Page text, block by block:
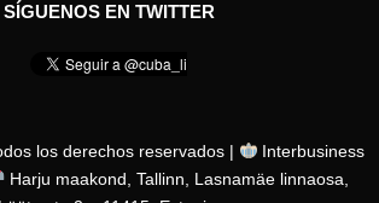
SÍGUENOS EN TWITTER
los derechos reservados |
Interbusiness
Harju maakond, Tallinn, Lasnamäe linnaosa,